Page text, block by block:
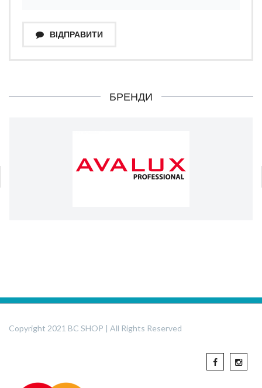
ВІДПРАВИТИ
БРЕНДИ
Copyright 2021 BC SHOP | All Rights Reserved